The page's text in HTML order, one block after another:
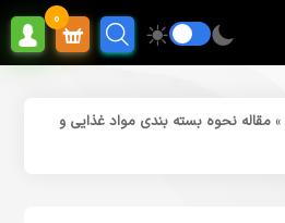
0
»مقاله نحوه بسته بندی مواد غذایی و